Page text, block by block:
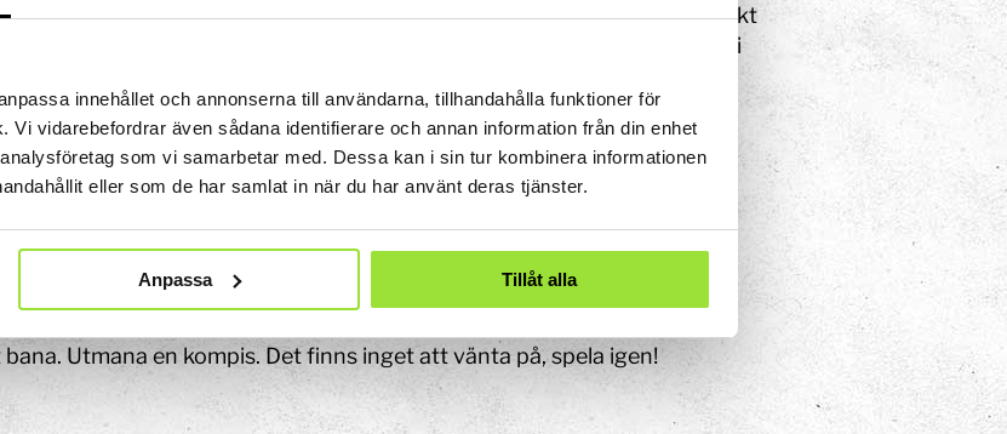
innehållet och annonserna till användarna, tillhandahålla funktioner för
vidarebefordrar även sådana identifierare och annan information från din enhet
som vi samarbetar med. Dessa kan i sin tur kombinera informationen
eller som de har samlat in när du har använt deras tjänster.
Anpassa Tillåt alla
Konst
Ljusinstallationen Stella
mitt med ljusreflexen från hornhinnan kan systemet räkna ut exakt
du tittar. Avancerade algoritmer gör det sedan möjligt att styra bollen i
bland annat i bilar för att varna när föraren är trött och i
för att se om du tittar på skärmen. Här använder vi den för lekfull
Utmana en kompis. Det finns inget att vänta på, spela igen!